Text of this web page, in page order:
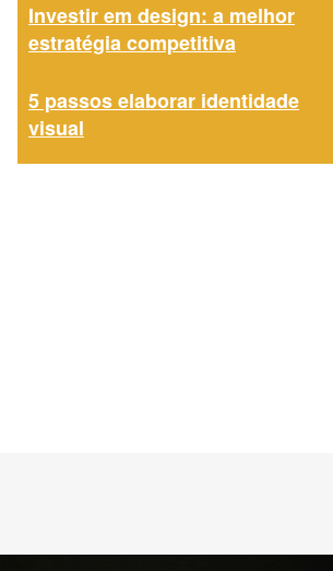
Investir em design: a melhor
estratégia competitiva
5 passos elaborar identidade
visual